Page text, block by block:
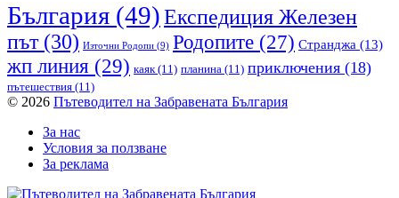
България (49)Експедиция Железен
път(30) Източни Родопи (9) Родопите (27) Странджа (13)
жп линия (29) каяк(11) планина (11) приключения (18)
пътешествия (11)
© 2026 Пътеводител на Забравената България
За нас
Условия за ползване
За реклама